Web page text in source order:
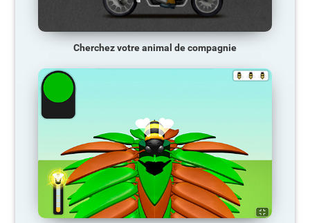
Cherchez votre animal de compagnie